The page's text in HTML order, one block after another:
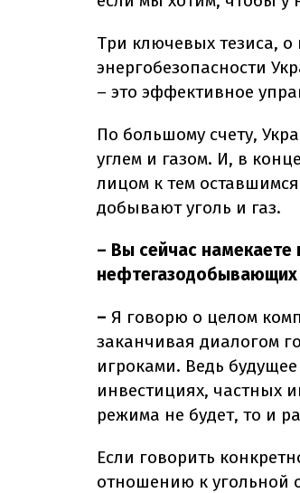
Три ключевых тезиса,
энергобезопасности
– это эффективное
По большому счету,
углем и газом. И, в
лицом к тем
добывают уголь и газ.
– Вы сейчас намекаете
нефтегазодобывающих
– Я говорю о целом
заканчивая диалогом
игроками. Ведь
инвестициях, частных
режима не будет, то и
Если говорить
отношению к угольной